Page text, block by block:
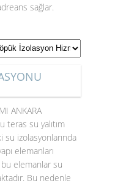
sağlar.
ANKARA
teras su yalıtım
su izolasyonlarında
elemanları
bu elemanlar su
Bu nedenle